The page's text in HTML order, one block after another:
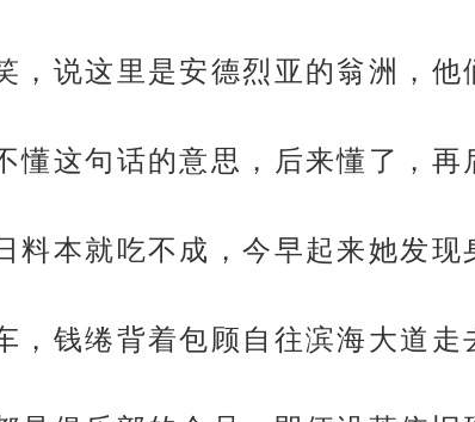
，说这里是安德烈亚的翁洲，他
懂这句话的意思，后来懂了，再
料本就吃不成，今早起来她发
，钱绻背着包顾自往滨海大道